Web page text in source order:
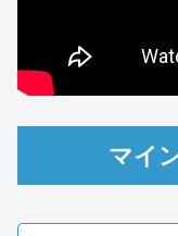
マイ